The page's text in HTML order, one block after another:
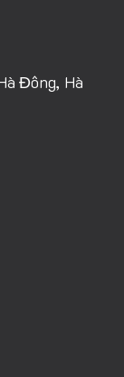
Đông, Hà